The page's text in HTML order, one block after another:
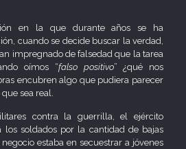
en la que durante años se ha
cuando se decide buscar la verdad,
impregnado de falsedad que la tarea
oímos “falso positivo” ¿qué nos
encubren algo que pudiera parecer
sea real.
contra la guerrilla, el ejército
los soldados por la cantidad de bajas
estaba en secuestrar a jóvenes